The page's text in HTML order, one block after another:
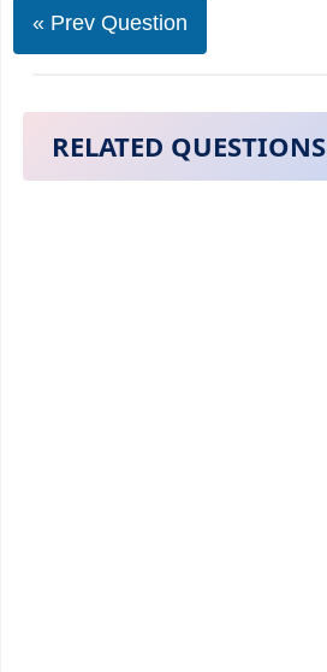
« Prev Question
RELATED QUESTIONS